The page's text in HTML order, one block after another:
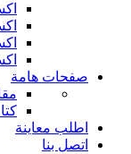
صفحات هامة
اطلب معاينة
اتصل بنا